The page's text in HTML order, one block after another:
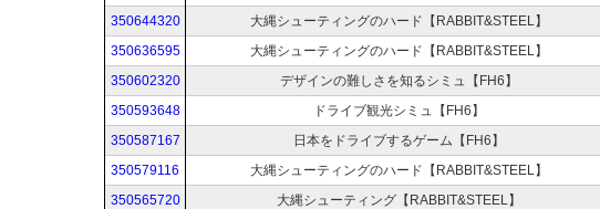
350644320
大縄シューティングのハード【RABBIT&STEEL】
350636595
大縄シューティングのハード【RABBIT&STEEL】
350602320
デザインの難しさを知るシミュ【FH6】
350593648
ドライブ観光シミュ【FH6】
350587167
日本をドライブするゲーム【FH6】
350579116
大縄シューティングのハード【RABBIT&STEEL】
350565720
大縄シューティング【RABBIT&STEEL】